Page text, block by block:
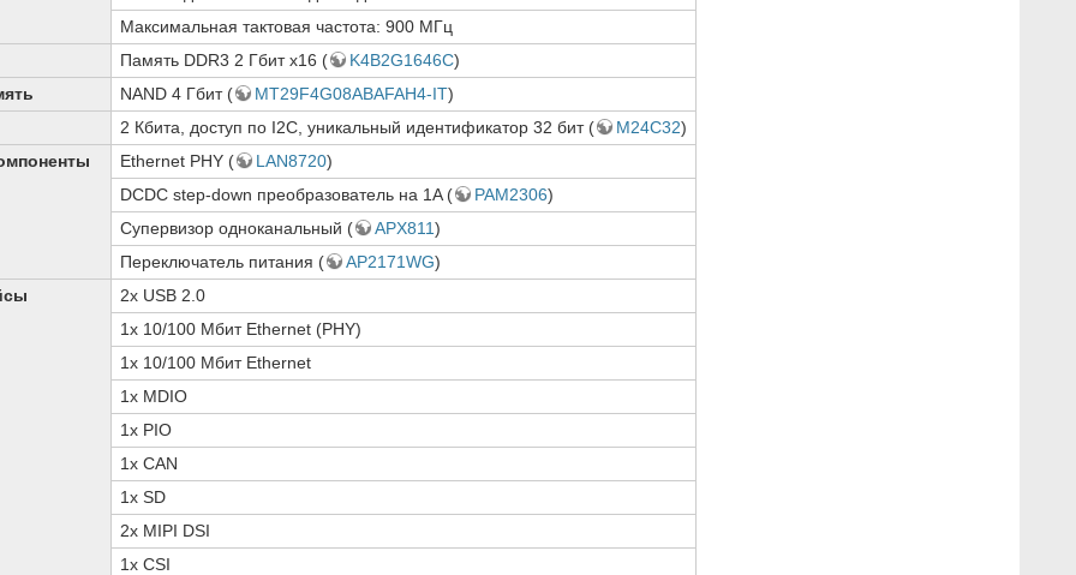
Максимальная тактовая частота: 900 МГц
Память DDR3 2 Гбит x16 ( K4B2G1646C)
NAND 4 Гбит ( MT29F4G08ABAFAH4-IT)
2 Кбита, доступ по I2C, уникальный идентификатор 32 бит ( M24C32)
Ethernet PHY ( LAN8720)
DCDC step-down преобразователь на 1A (
PAM2306)
Супервизор одноканальный (
APX811)
Переключатель питания (
AP2171WG)
2x USB 2.0
1x 10/100 Мбит Ethernet (PHY)
1x 10/100 Мбит Ethernet
1x MDIO
1x PIO
1x CAN
1x SD
2x MIPI DSI
1x CSI